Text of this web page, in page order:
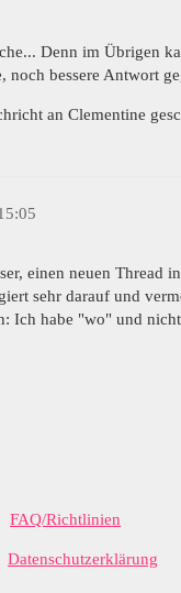
Denn im Übrigen
noch bessere Antwort
an Clementine
einen neuen Thread
sehr darauf und
Ich habe "wo" und
FAQ/Richtlinien
Datenschutzerklärung